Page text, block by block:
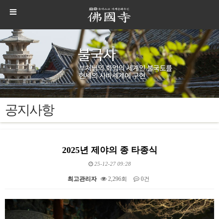
공지사항
2025년 제야의 종 타종식
25-12-27 09:28
최고관리자 2,296회 0건